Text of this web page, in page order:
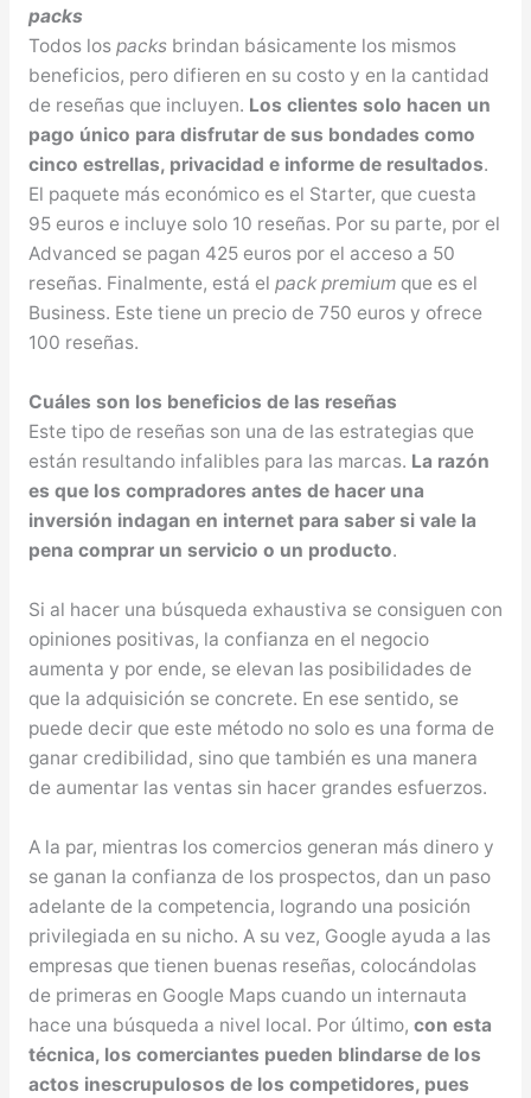
packs
Todos los packs brindan básicamente los mismos
beneficios, pero difieren en su costo y en la cantidad
de reseñas que incluyen. Los clientes solo hacen un
pago único para disfrutar de sus bondades como
cinco estrellas, privacidad e informe de resultados.
El paquete más económico es el Starter, que cuesta
95 euros e incluye solo 10 reseñas. Por su parte, por el
Advanced se pagan 425 euros por el acceso a 50
reseñas. Finalmente, está el pack premiumque es el
Business. Este tiene un precio de 750 euros y ofrece
100 reseñas.
Cuáles son los beneficios de las reseñas
Este tipo de reseñas son una de las estrategias que
están resultando infalibles para las marcas. La razón
es que los compradores antes de hacer una
inversión indagan en internet para saber si vale la
pena comprar un servicio o un producto.
Si al hacer una búsqueda exhaustiva se consiguen con
opiniones positivas, la confianza en el negocio
aumenta y por ende, se elevan las posibilidades de
que la adquisición se concrete. En ese sentido, se
puede decir que este método no solo es una forma de
ganar credibilidad, sino que también es una manera
de aumentar las ventas sin hacer grandes esfuerzos.
A la par, mientras los comercios generan más dinero y
se ganan la confianza de los prospectos, dan un paso
adelante de la competencia, logrando una posición
privilegiada en su nicho. A su vez, Google ayuda a las
empresas que tienen buenas reseñas, colocándolas
de primeras en Google Maps cuando un internauta
hace una búsqueda a nivel local. Por último, con esta
técnica, los comerciantes pueden blindarse de los
actos inescrupulosos de los competidores, pues